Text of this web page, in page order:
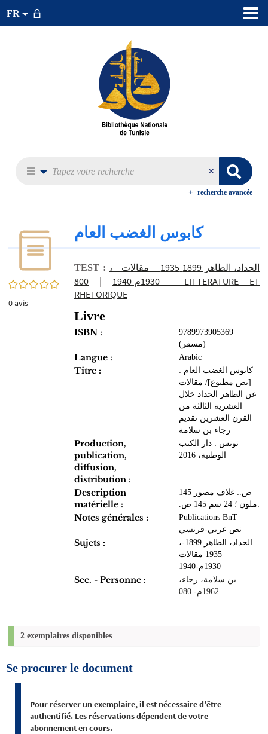
FR
recherche avancée
0/5
0avis
كابوس الغضب العام
TEST : ،الحداد، الطاهر 1899-1935 -- مقالات --
|
800 - LITTERATURE ET
RHETORIQUE
Livre
ISBN :
9789973905369
(مسفر‏‏)
Langue : Arabic
Titre :
كابوس الغضب العام :
‏[نص مطبوع]‏‏/ ‏مقالات
عن الطاهر الحداد خلال
العشرية الثالثة من
القرن العشرين ‏تقديم
رجاء بن سلامة
Production,
publication,
diffusion,
distribution :
تونس‏ : ‏دار الكتب
الوطنية‏، ‏2016
Description
matérielle :
145 ص.‏: ‏غلاف مصور
ملون‏ ؛ ‏24 سم 145 ص.‏:
Notes générales :
Publications BnT
نص عربي-فرنسي
Sujets :
،الحداد، الطاهر 1899-
1935 مقالات
Sec. - Personne :
بن سلامة، رجاء،
1962م- 080
2 exemplaires disponibles
Se procurer le document
Pour réserver un exemplaire, il est nécessaire d'être
authentifié. Les réservations dépendent de votre
abonnement en cours.